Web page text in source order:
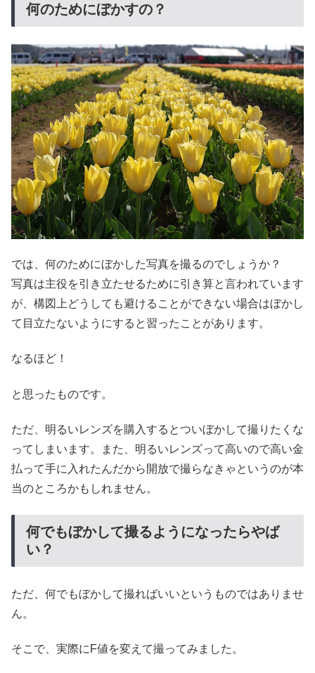
何のためにぼかすの？
では、何のためにぼかした写真を撮るのでしょうか？
写真は主役を引き立たせるために引き算と言われています
が、構図上どうしても避けることができない場合はぼかし
て目立たないようにすると習ったことがあります。
なるほど！
と思ったものです。
ただ、明るいレンズを購入するとついぼかして撮りたくな
ってしまいます。また、明るいレンズって高いので高い金
払って手に入れたんだから開放で撮らなきゃというのが本
当のところかもしれません。
何でもぼかして撮るようになったらやば
い？
ただ、何でもぼかして撮ればいいというものではありませ
ん。
そこで、実際にF値を変えて撮ってみました。